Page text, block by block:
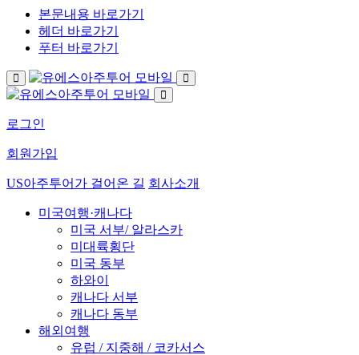
본문내용 바로가기
헤더 바로가기
푸터 바로가기
로그인
회원가입
US아주투어가 걸어온 길 회사소개
미국여행·캐나다
미국 서부/ 알라스카
미대륙횡단
미국 동부
하와이
캐나다 서부
캐나다 동부
해외여행
유럽 / 지중해 / 코카서스